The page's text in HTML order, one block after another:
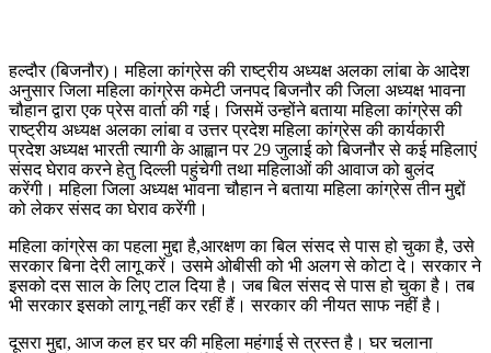
हल्दौर (बिजनौर)। महिला कांग्रेस की राष्ट्रीय अध्यक्ष अलका लांबा के आदेश
अनुसार जिला महिला कांग्रेस कमेटी जनपद बिजनौर की जिला अध्यक्ष भावना
चौहान द्वारा एक प्रेस वार्ता की गई। जिसमें उन्होंने बताया महिला कांग्रेस की
राष्ट्रीय अध्यक्ष अलका लांबा व उत्तर प्रदेश महिला कांग्रेस की कार्यकारी
प्रदेश अध्यक्ष भारती त्यागी के आह्वान पर 29 जुलाई को बिजनौर से कई महिलाएं
संसद घेराव करने हेतु दिल्ली पहुंचेगी तथा महिलाओं की आवाज को बुलंद
करेंगी। महिला जिला अध्यक्ष भावना चौहान ने बताया महिला कांग्रेस तीन मुद्दों
को लेकर संसद का घेराव करेंगी।
महिला कांग्रेस का पहला मुद्दा है,आरक्षण का बिल संसद से पास हो चुका है, उसे
सरकार बिना देरी लागू करें। उसमे ओबीसी को भी अलग से कोटा दे। सरकार ने
इसको दस साल के लिए टाल दिया है। जब बिल संसद से पास हो चुका है। तब
भी सरकार इसको लागू नहीं कर रहीं हैं। सरकार की नीयत साफ नहीं है।
दूसरा मुद्दा, आज कल हर घर की महिला महंगाई से त्रस्त है। घर चलाना